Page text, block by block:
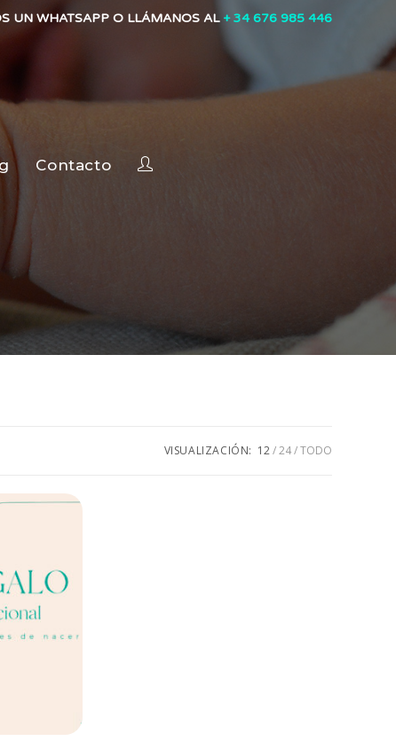
UN WHATSAPP O LLÁMANOS AL + 34 676 985 446
Contacto
VISUALIZACIÓN: 12 24 TODO